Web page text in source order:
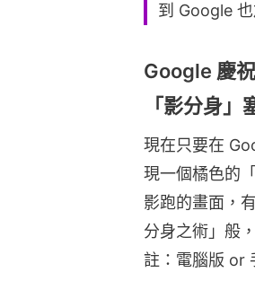
到 Google
Google 慶
「影分身」
現在只要在
現一個橘色的
影跑的畫面，
分身之術」般
註：電腦版 or